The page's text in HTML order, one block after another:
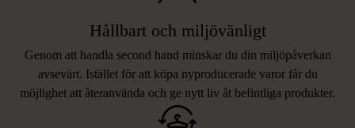
Hållbart och miljövänligt
Genom att handla second hand minskar du din miljöpåverkan
avsevärt. Istället för att köpa nyproducerade varor får du
möjlighet att återanvända och ge nytt liv åt befintliga produkter.